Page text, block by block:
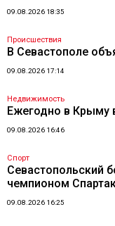
09.08.2026 18:35
Происшествия
В Севастополе
09.08.2026 17:14
Недвижимость
Ежегодно в Крыму
09.08.2026 16:46
Спорт
Севастопольский
чемпионом
09.08.2026 16:25